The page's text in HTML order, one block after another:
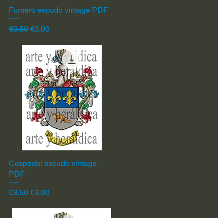
Quick View
Fumero escudo vintage PDF
Regular Price
€3.50 Sale Price
€3.00
Quick View
Cospedal escudo vintage
PDF
Regular Price
€3.50 Sale Price
€3.00